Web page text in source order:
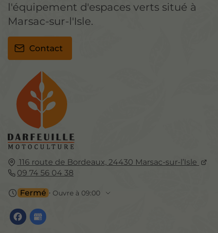
116 route de Bordeaux, 24430 Marsac-sur-l’Isle
09 74 56 04 38
Fermé ⋅ Ouvre à 09:00
l'équipement d'espaces verts situé à
Marsac-sur-l'Isle.
Contact